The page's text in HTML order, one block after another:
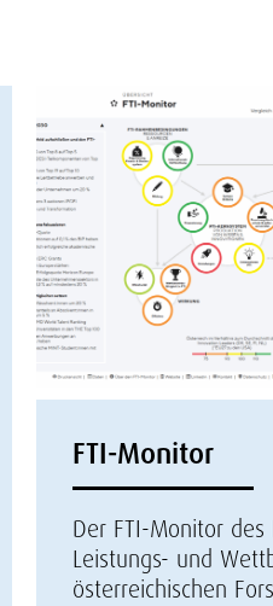
FTI-Monitor
Der FTI-Monitor des
Leistungs- und
österreichischen